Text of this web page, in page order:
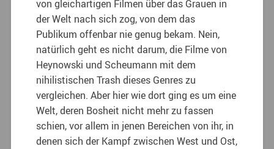
von gleichartigen Filmen über das Grauen in
der Welt nach sich zog, von dem das
Publikum offenbar nie genug bekam. Nein,
natürlich geht es nicht darum, die Filme von
Heynowski und Scheumann mit dem
nihilistischen Trash dieses Genres zu
vergleichen. Aber hier wie dort ging es um eine
Welt, deren Bosheit nicht mehr zu fassen
schien, vor allem in jenen Bereichen von ihr, in
denen sich der Kampf zwischen West und Ost,